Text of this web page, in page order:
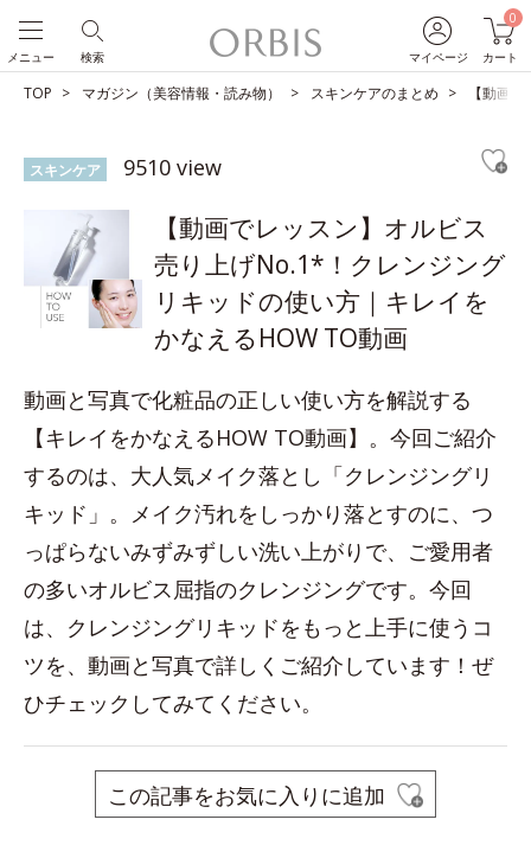
マイページ
0
カート
検索
メニュー
TOP マガジン（美容情報・読み物） スキンケアのまとめ 【動画
スキンケア 9510 view
【動画でレッスン】オルビス
売り上げNo.1*！クレンジング
リキッドの使い方｜キレイを
かなえるHOW TO動画
動画と写真で化粧品の正しい使い方を解説する
【キレイをかなえるHOW TO動画】。今回ご紹介
するのは、大人気メイク落とし「クレンジングリ
キッド」。メイク汚れをしっかり落とすのに、つ
っぱらないみずみずしい洗い上がりで、ご愛用者
の多いオルビス屈指のクレンジングです。今回
は、クレンジングリキッドをもっと上手に使うコ
ツを、動画と写真で詳しくご紹介しています！ぜ
ひチェックしてみてください。
この記事をお気に入りに追加